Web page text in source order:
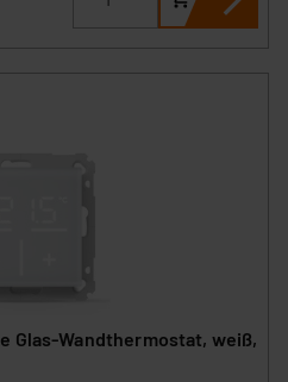
Glas-Wandthermostat, weiß,